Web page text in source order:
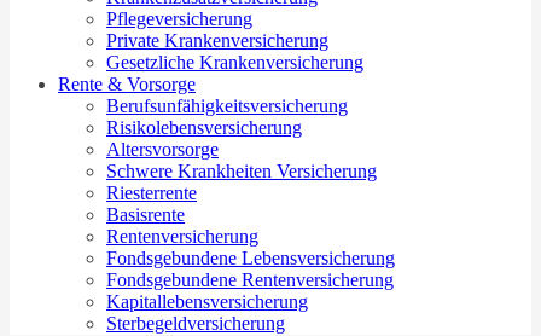
Pflegeversicherung
Private Krankenversicherung
Gesetzliche Krankenversicherung
Rente & Vorsorge
Berufs­unfähigkeitsversicherung
Risikolebensversicherung
Altersvorsorge
Schwere Krankheiten Versicherung
Riesterrente
Basisrente
Rentenversicherung
Fondsgebundene Lebensversicherung
Fondsgebundene Rentenversicherung
Kapitallebensversicherung
Sterbegeldversicherung